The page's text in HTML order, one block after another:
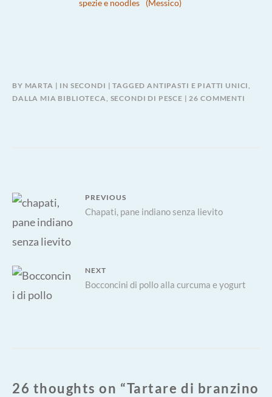
spezie e noodles
(Messico)
BY MARTA IN SECONDI TAGGEDANTIPASTI E PIATTI UNICI
DALLA MIA BIBLIOTECA SECONDI DI PESCE 26 COMMENTI
Navigazione
articoli
PREVIOUS
Previous
post:
Chapati, pane indiano senza lievito
NEXT
post:
Bocconcini di pollo alla curcuma e yogurt
26 thoughts on “Tartare di branzino